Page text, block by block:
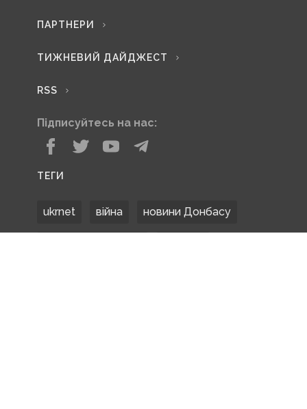
ПАРТНЕРИ
ТИЖНЕВИЙ ДАЙДЖЕСТ
RSS
Підписуйтесь на нас:
ТЕГИ
ukrnet війна новини Донбасу